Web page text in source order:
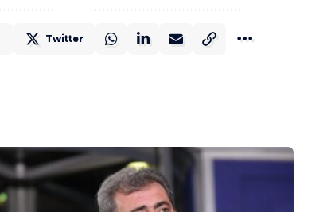
Twitter